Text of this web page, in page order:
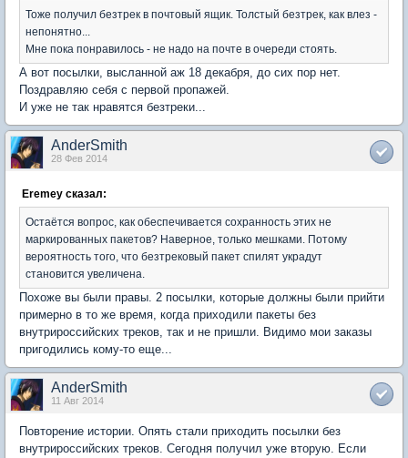
Тоже получил безтрек в почтовый ящик. Толстый безтрек, как влез -
непонятно...
Мне пока понравилось - не надо на почте в очереди стоять.
А вот посылки, высланной аж 18 декабря, до сих пор нет.
Поздравляю себя с первой пропажей.
И уже не так нравятся безтреки...
AnderSmith
28 Фев 2014
Eremey сказал:
Остаётся вопрос, как обеспечивается сохранность этих не
маркированных пакетов? Наверное, только мешками. Потому
вероятность того, что безтрековый пакет спилят украдут
становится увеличена.
Похоже вы были правы. 2 посылки, которые должны были прийти
примерно в то же время, когда приходили пакеты без
внутрироссийских треков, так и не пришли. Видимо мои заказы
пригодились кому-то еще...
AnderSmith
11 Авг 2014
Повторение истории. Опять стали приходить посылки без
внутрироссийских треков. Сегодня получил уже вторую. Если